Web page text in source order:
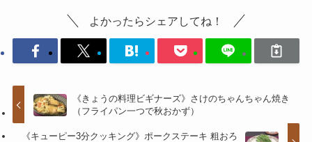
よかったらシェアしてね！
《きょうの料理ビギナーズ》さけのちゃんちゃん焼き
（フライパン一つで秋おかず）
《キューピー3分クッキング》ポークステーキ 粗おろ